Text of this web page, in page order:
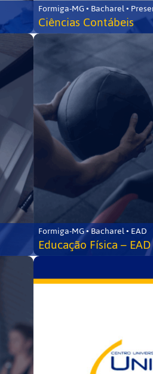
Formiga-MG • Bacharel •
Ciências Contábeis
Formiga-MG • Bacharel • EAD
Educação Física – EAD